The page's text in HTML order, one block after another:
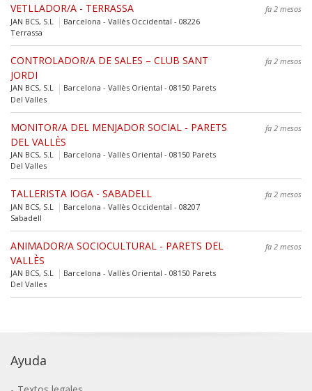
VETLLADOR/A - TERRASSA
fa 2 mesos
JAN BCS, S.L
Barcelona - Vallès Occidental - 08226
Terrassa
CONTROLADOR/A DE SALES – CLUB SANT
JORDI
fa 2 mesos
JAN BCS, S.L
Barcelona - Vallès Oriental - 08150 Parets
Del Valles
MONITOR/A DEL MENJADOR SOCIAL - PARETS
DEL VALLÈS
fa 2 mesos
JAN BCS, S.L
Barcelona - Vallès Oriental - 08150 Parets
Del Valles
TALLERISTA IOGA - SABADELL
fa 2 mesos
JAN BCS, S.L
Barcelona - Vallès Occidental - 08207
Sabadell
ANIMADOR/A SOCIOCULTURAL - PARETS DEL
VALLÈS
fa 2 mesos
JAN BCS, S.L
Barcelona - Vallès Oriental - 08150 Parets
Del Valles
Ayuda